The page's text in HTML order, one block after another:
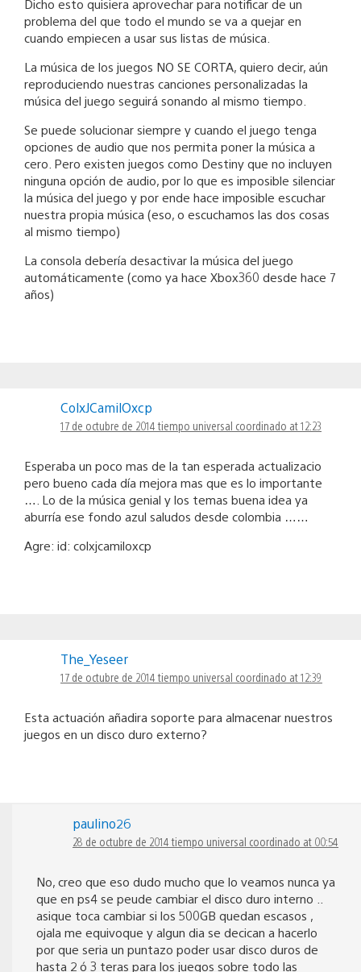
Dicho esto quisiera aprovechar para notificar de un
problema del que todo el mundo se va a quejar en
cuando empiecen a usar sus listas de música.
La música de los juegos NO SE CORTA, quiero decir, aún
reproduciendo nuestras canciones personalizadas la
música del juego seguirá sonando al mismo tiempo.
Se puede solucionar siempre y cuando el juego tenga
opciones de audio que nos permita poner la música a
cero. Pero existen juegos como Destiny que no incluyen
ninguna opción de audio, por lo que es imposible silenciar
la música del juego y por ende hace imposible escuchar
nuestra propia música (eso, o escuchamos las dos cosas
al mismo tiempo)
La consola debería desactivar la música del juego
automáticamente (como ya hace Xbox360 desde hace 7
años)
ColxJCamilOxcp
17 de octubre de 2014 tiempo universal coordinado at 12:23
Esperaba un poco mas de la tan esperada actualizacio
pero bueno cada día mejora mas que es lo importante
…. Lo de la música genial y los temas buena idea ya
aburría ese fondo azul saludos desde colombia ……
Agre: id: colxjcamiloxcp
The_Yeseer
17 de octubre de 2014 tiempo universal coordinado at 12:39
Esta actuación añadira soporte para almacenar nuestros
juegos en un disco duro externo?
paulino26
28 de octubre de 2014 tiempo universal coordinado at 00:54
No, creo que eso dudo mucho que lo veamos nunca ya
que en ps4 se peude cambiar el disco duro interno ..
asique toca cambiar si los 500GB quedan escasos ,
ojala me equivoque y algun dia se decican a hacerlo
por que seria un puntazo poder usar disco duros de
hasta 2 ó 3 teras para los juegos sobre todo las